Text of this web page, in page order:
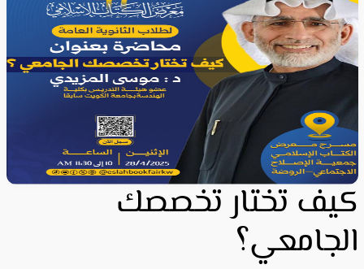
كيف تختار تخصصك
الجامعي؟